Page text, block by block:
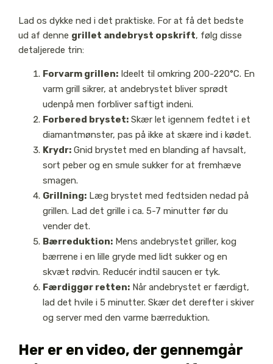
Lad os dykke ned i det praktiske. For at få det bedste
ud af denne grillet andebryst opskrift, følg disse
detaljerede trin:
Forvarm grillen:Ideelt til omkring 200-220°C. En
varm grill sikrer, at andebrystet bliver sprødt
udenpå men forbliver saftigt indeni.
Forbered brystet:Skær let igennem fedtet i et
diamantmønster, pas på ikke at skære ind i kødet.
Krydr:Gnid brystet med en blanding af havsalt,
sort peber og en smule sukker for at fremhæve
smagen.
Grillning:Læg brystet med fedtsiden nedad på
grillen. Lad det grille i ca. 5-7 minutter før du
vender det.
Bærreduktion:Mens andebrystet griller, kog
bærrene i en lille gryde med lidt sukker og en
skvæt rødvin. Reducér indtil saucen er tyk.
Færdiggør retten:Når andebrystet er færdigt,
lad det hvile i 5 minutter. Skær det derefter i skiver
og server med den varme bærreduktion.
Her er en video, der gennemgår